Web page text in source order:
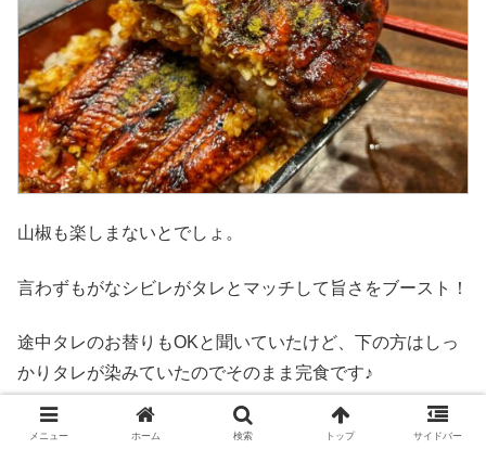
山椒も楽しまないとでしょ。
言わずもがなシビレがタレとマッチして旨さをブースト！
途中タレのお替りもOKと聞いていたけど、下の方はしっ
かりタレが染みていたのでそのまま完食です♪
メニュー ホーム 検索 トップ サイドバー